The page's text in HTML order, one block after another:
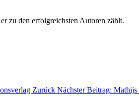
zu den erfolgreichsten Autoren zählt.
Zurück Nächster Beitrag: